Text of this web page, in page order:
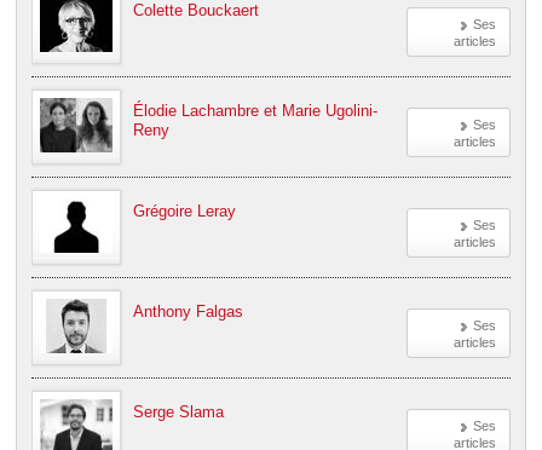
Ses
articles
Colette Bouckaert
Ses
articles
Élodie Lachambre et Marie Ugolini-
Reny
Ses
articles
Grégoire Leray
Ses
articles
Anthony Falgas
Ses
articles
Serge Slama